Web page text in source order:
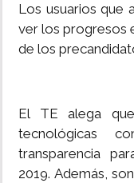
Los usuarios que
ver los progresos
de los
El TE alega
tecnológicas
transparencia
2019. Además,